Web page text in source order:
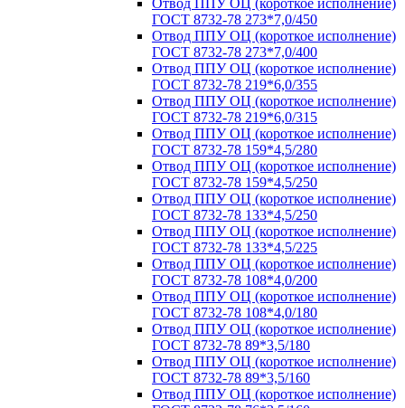
Отвод ППУ ОЦ (короткое исполнение)
ГОСТ 8732-78 273*7,0/450
Отвод ППУ ОЦ (короткое исполнение)
ГОСТ 8732-78 273*7,0/400
Отвод ППУ ОЦ (короткое исполнение)
ГОСТ 8732-78 219*6,0/355
Отвод ППУ ОЦ (короткое исполнение)
ГОСТ 8732-78 219*6,0/315
Отвод ППУ ОЦ (короткое исполнение)
ГОСТ 8732-78 159*4,5/280
Отвод ППУ ОЦ (короткое исполнение)
ГОСТ 8732-78 159*4,5/250
Отвод ППУ ОЦ (короткое исполнение)
ГОСТ 8732-78 133*4,5/250
Отвод ППУ ОЦ (короткое исполнение)
ГОСТ 8732-78 133*4,5/225
Отвод ППУ ОЦ (короткое исполнение)
ГОСТ 8732-78 108*4,0/200
Отвод ППУ ОЦ (короткое исполнение)
ГОСТ 8732-78 108*4,0/180
Отвод ППУ ОЦ (короткое исполнение)
ГОСТ 8732-78 89*3,5/180
Отвод ППУ ОЦ (короткое исполнение)
ГОСТ 8732-78 89*3,5/160
Отвод ППУ ОЦ (короткое исполнение)